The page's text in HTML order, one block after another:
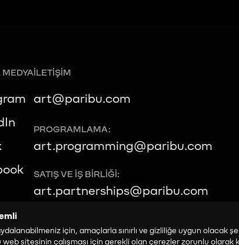
MEDYA İLETİŞİM
art@paribu.com
PROGRAMLAMA:
art.programming@paribu.com
SATIŞ VE İŞ BIRLIĞI:
art.partnerships@paribu.com
için, amaçlarla sınırlı ve gizliliğe uygun olacak
sitesinin çalışması için gerekli olan çerezler zorunlu olarak